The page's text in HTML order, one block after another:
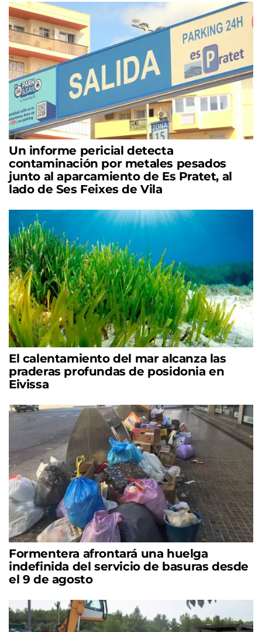
Un informe pericial detecta
contaminación por metales pesados
junto al aparcamiento de Es Pratet, al
lado de Ses Feixes de Vila
El calentamiento del mar alcanza las
praderas profundas de posidonia en
Eivissa
Formentera afrontará una huelga
indefinida del servicio de basuras desde
el 9 de agosto